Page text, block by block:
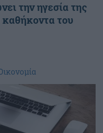
την ηγεσία της
καθήκοντα του